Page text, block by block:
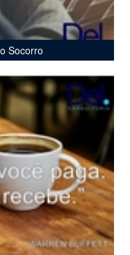
Socorro